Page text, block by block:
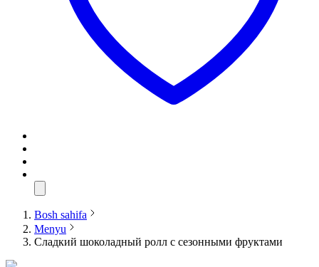
Bosh sahifa
Menyu
Сладкий шоколадный ролл с сезонными фруктами